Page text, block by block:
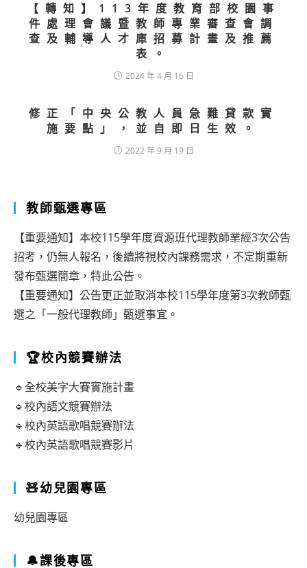
【轉知】113年度教育部校園事
件處理會議暨教師專業審查會調
查及輔導人才庫招募計畫及推薦
表。
2024 年 4 月 16 日
修正「中央公教人員急難貸款實
施要點」，並自即日生效。
2022 年 9 月 19 日
教師甄選專區
【重要通知】本校115學年度資源班代理教師業經3次公告
招考，仍無人報名，後續將視校內課務需求，不定期重新
發布甄選簡章，特此公告。
【重要通知】公告更正並取消本校115學年度第3次教師甄
選之「一般代理教師」甄選事宜。
🏆校內競賽辦法
🔹全校美字大賽實施計畫
🔹校內語文競賽辦法
🔹校內英語歌唱競賽辦法
🔹校內英語歌唱競賽影片
🧸幼兒園專區
幼兒園專區
🔔課後專區